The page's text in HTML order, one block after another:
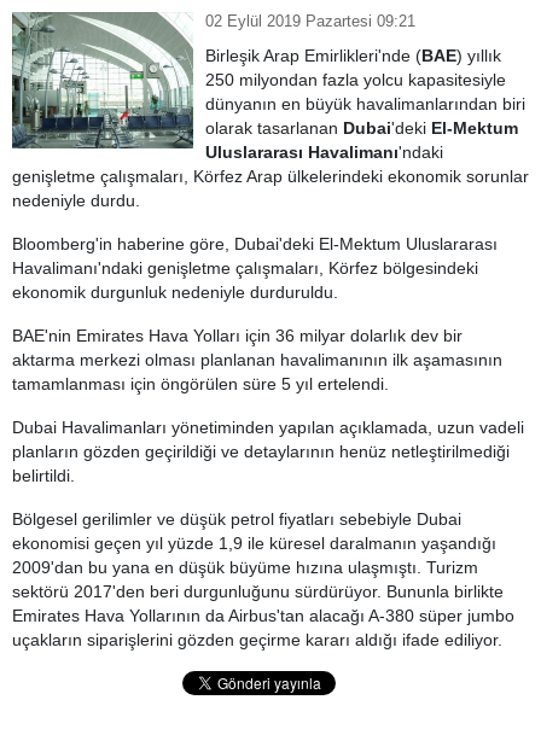
02 Eylül 2019 Pazartesi 09:21
Birleşik Arap Emirlikleri'nde (BAE) yıllık
250 milyondan fazla yolcu kapasitesiyle
dünyanın en büyük havalimanlarından biri
olarak tasarlanan Dubai'deki El-Mektum
Uluslararası Havalimanı'ndaki
genişletme çalışmaları, Körfez Arap ülkelerindeki ekonomik sorunlar
nedeniyle durdu.
Bloomberg'in haberine göre, Dubai'deki El-Mektum Uluslararası
Havalimanı'ndaki genişletme çalışmaları, Körfez bölgesindeki
ekonomik durgunluk nedeniyle durduruldu.
BAE'nin Emirates Hava Yolları için 36 milyar dolarlık dev bir
aktarma merkezi olması planlanan havalimanının ilk aşamasının
tamamlanması için öngörülen süre 5 yıl ertelendi.
Dubai Havalimanları yönetiminden yapılan açıklamada, uzun vadeli
planların gözden geçirildiği ve detaylarının henüz netleştirilmediği
belirtildi.
Bölgesel gerilimler ve düşük petrol fiyatları sebebiyle Dubai
ekonomisi geçen yıl yüzde 1,9 ile küresel daralmanın yaşandığı
2009'dan bu yana en düşük büyüme hızına ulaşmıştı. Turizm
sektörü 2017'den beri durgunluğunu sürdürüyor. Bununla birlikte
Emirates Hava Yollarının da Airbus'tan alacağı A-380 süper jumbo
uçakların siparişlerini gözden geçirme kararı aldığı ifade ediliyor.